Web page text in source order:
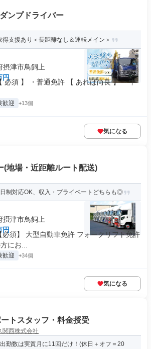
ンプドライバー
支援あり＜長距離なし＆運転メイン＞
摂津市鳥飼上
円
必須 】 ・普通免許 【 あれば尚良 】 ・中
歓迎 +13個
気になる
(地場・近距離ルート配送)
制対応OK、収入・プライベートどちらも◎
摂津市鳥飼上
円
須】 大型自動車免許 フォークリフト免許
にお...
歓迎 +34個
気になる
トスタッフ・料金授受
関西株式会社
出勤数は実質月に11回だけ！(休日＋オフ＝20